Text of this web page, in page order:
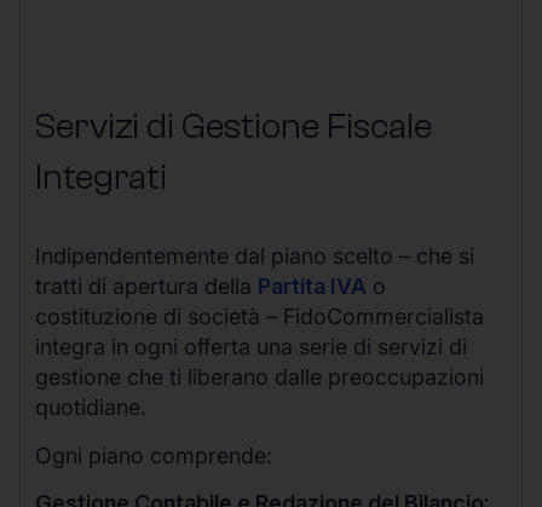
Servizi di Gestione Fiscale
Integrati
Indipendentemente dal piano scelto – che si
tratti di apertura della Partita IVA o
costituzione di società – FidoCommercialista
integra in ogni offerta una serie di servizi di
gestione che ti liberano dalle preoccupazioni
quotidiane.
Ogni piano comprende: